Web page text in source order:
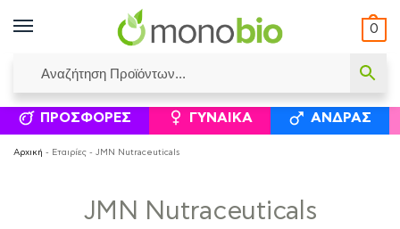
0
ΙΣΟΛΟΓΙΣΜΟΊ ΕΛΕΆΝΝΑ ΧΡΙΣΤΙΝΆΚΗ ΕΠΙΚΟΙΝΩΝΊΑ
ΣΥΜΠΛΗΡΏΜΑΤΑ ΔΙΑΤΡΟΦΉΣ ΦΥΣΙΚΆ
ΠΡΟΣΦΟΡΈΣ ΓΥΝΑΊΚΑ ΆΝΔΡΑΣ
Αρχική - Εταιρίες - JMN Nutraceuticals
JMN Nutraceuticals